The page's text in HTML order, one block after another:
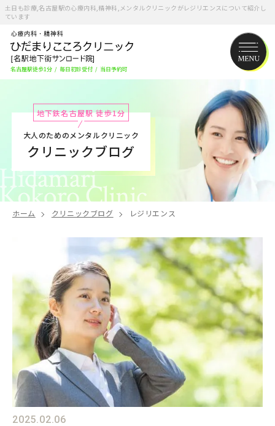
土日も診療,名古屋駅の心療内科,精神科,メンタルクリニックがレジリエンスについて紹介し
ています
名古屋駅徒歩1分 / 毎日初診受付 / 当日予約可
地下鉄名古屋駅 徒歩1分
大人のためのメンタルクリニック
クリニックブログ
ホーム クリニックブログ レジリエンス
2025.02.06